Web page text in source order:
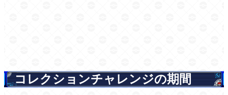
コレクションチャレンジの期間